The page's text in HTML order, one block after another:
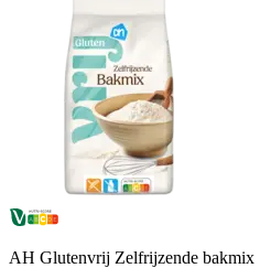
AH Glutenvrij Zelfrijzende bakmix